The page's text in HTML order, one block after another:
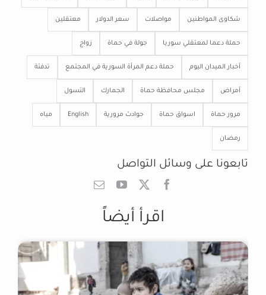
شكاوى المواطنين مواصلات سعر الدولار معتقلين
حملة دعما لمعتقلي سوريا جولة في حماة زواج
أخبار الميدان اليوم حملة دعم المرأة السورية في المجتمع تدفئة
أمراض مجلس محافظة حماة الجمارك التسول
مرور حماة اسواق حماة حوادث مرورية English مياه
رمضان
تابعونا على وسائل التواصل
اقرأ أيضاً